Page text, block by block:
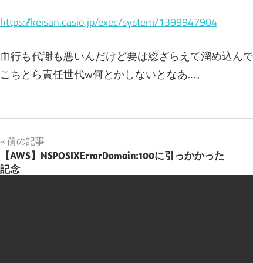
https://keisan.casio.jp/exec/system/1399947904
血行も代謝も悪いんだけど要は総ざらえて溜め込ん
こちとら責任世代w何とかしないとなあ…。
投
稿
前の記事
【AWS】NSPOSIXErrorDomain:100に引っかかった
記念